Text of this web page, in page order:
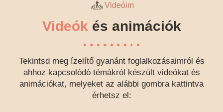
Videóim
Videók és animációk
Tekintsd meg ízelítő gyanánt foglalkozásaimról és
ahhoz kapcsolódó témákról készült videókat és
animációkat, melyeket az alábbi gombra kattintva
érhetsz el: